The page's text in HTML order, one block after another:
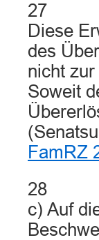
27
Diese
des
nicht
Soweit
FamRZ
28
c) Auf